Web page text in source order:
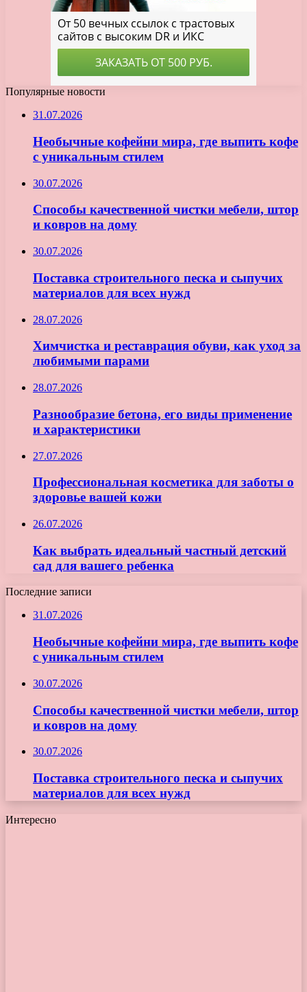
Популярные новости
31.07.2026
Необычные кофейни мира, где выпить кофе
с уникальным стилем
30.07.2026
Способы качественной чистки мебели, штор
и ковров на дому
30.07.2026
Поставка строительного песка и сыпучих
материалов для всех нужд
28.07.2026
Химчистка и реставрация обуви, как уход за
любимыми парами
28.07.2026
Разнообразие бетона, его виды применение
и характеристики
27.07.2026
Профессиональная косметика для заботы о
здоровье вашей кожи
26.07.2026
Как выбрать идеальный частный детский
сад для вашего ребенка
Последние записи
31.07.2026
Необычные кофейни мира, где выпить кофе
с уникальным стилем
30.07.2026
Способы качественной чистки мебели, штор
и ковров на дому
30.07.2026
Поставка строительного песка и сыпучих
материалов для всех нужд
Интересно